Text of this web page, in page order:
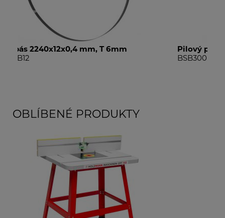
Pilový pás 2240x16x0,5 mm, T 6mm
BSB300B15
OBLÍBENÉ PRODUKTY